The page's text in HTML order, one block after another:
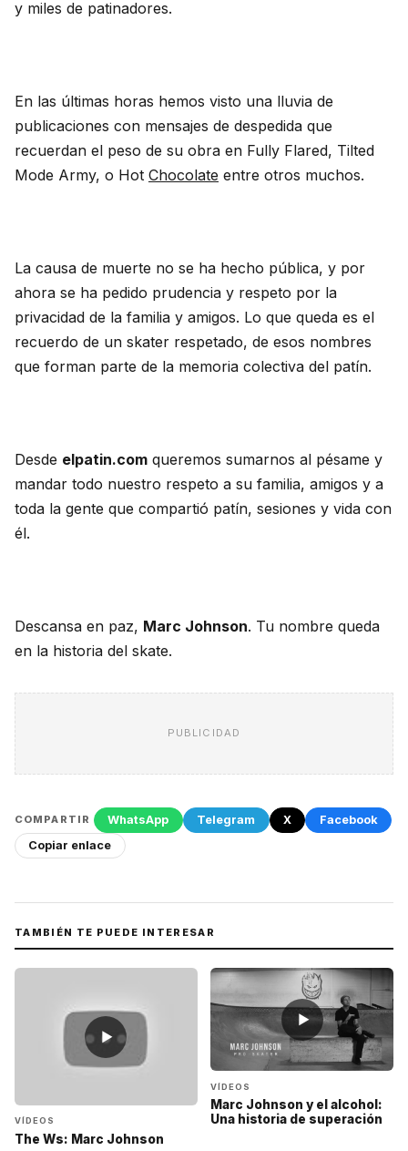
y miles de patinadores.
En las últimas horas hemos visto una lluvia de
publicaciones con mensajes de despedida que
recuerdan el peso de su obra en Fully Flared, Tilted
Mode Army, o Hot Chocolate entre otros muchos.
La causa de muerte no se ha hecho pública, y por
ahora se ha pedido prudencia y respeto por la
privacidad de la familia y amigos. Lo que queda es el
recuerdo de un skater respetado, de esos nombres
que forman parte de la memoria colectiva del patín.
Desde elpatin.com queremos sumarnos al pésame y
mandar todo nuestro respeto a su familia, amigos y a
toda la gente que compartió patín, sesiones y vida con
él.
Descansa en paz, Marc Johnson. Tu nombre queda
en la historia del skate.
PUBLICIDAD
COMPARTIR WhatsApp Telegram X
Facebook
Copiar enlace
TAMBIÉN TE PUEDE INTERESAR
▶
VÍDEOS
The Ws: Marc Johnson
▶
VÍDEOS
Marc Johnson y el alcohol:
Una historia de superación